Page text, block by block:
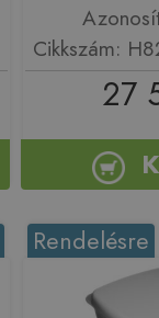
Cikkszám:
27
Rendelésre